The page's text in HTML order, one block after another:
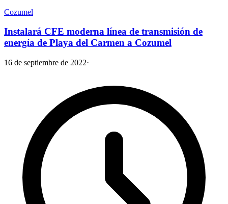
Cozumel
Instalará CFE moderna línea de transmisión de
energía de Playa del Carmen a Cozumel
16 de septiembre de 2022·